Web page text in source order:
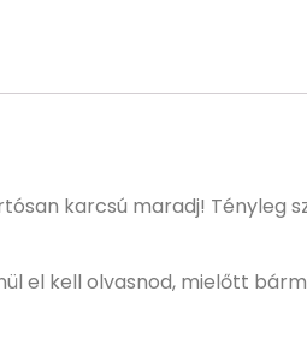
karcsú maradj! Tényleg
el kell olvasnod, mielőtt